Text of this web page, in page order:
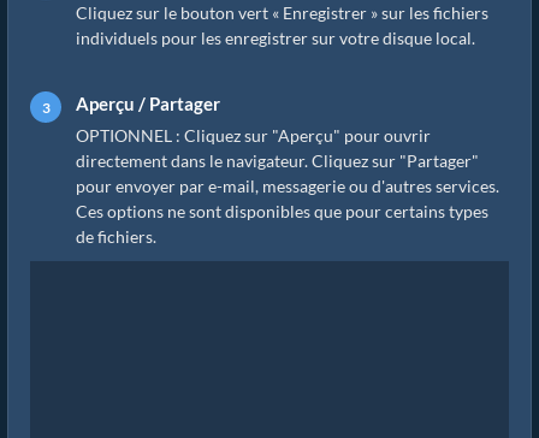
Cliquez sur le bouton vert « Enregistrer » sur les fichiers
individuels pour les enregistrer sur votre disque local.
Aperçu / Partager
OPTIONNEL : Cliquez sur "Aperçu" pour ouvrir
directement dans le navigateur. Cliquez sur "Partager"
pour envoyer par e-mail, messagerie ou d'autres services.
Ces options ne sont disponibles que pour certains types
de fichiers.